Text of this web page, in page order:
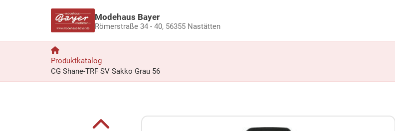
Modehaus Bayer
Römerstraße 34 - 40, 56355 Nastätten
Produktkatalog
CG Shane-TRF SV Sakko Grau 56
Zur Produktbeschreibung springen